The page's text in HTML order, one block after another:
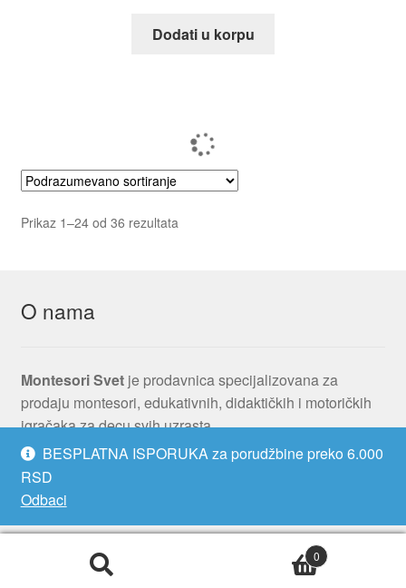
BESPLATNA ISPORUKA za porudžbine preko 6.000
RSD
Odbaci
Dodati u korpu
Prikaz 1–24 od 36 rezultata
O nama
Montesori Svet je prodavnica specijalizovana za
prodaju montesori, edukativnih, didaktičkih i motoričkih
igračaka za decu svih uzrasta.
Kontakt
DIDAKTA KIDS PR
0